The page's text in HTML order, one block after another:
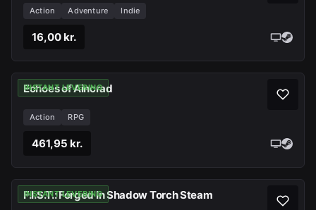
Action Adventure Indie
16,00 kr.
INSTANT LEVERING
Echoes of Aincrad
Action RPG
461,95 kr.
INSTANT LEVERING
F.I.S.T.: Forged In Shadow Torch Steam